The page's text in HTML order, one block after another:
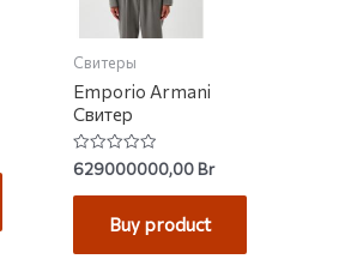
Свитеры
Emporio Armani
Свитер
Rated
0
out
629000000,00Br
Buy product